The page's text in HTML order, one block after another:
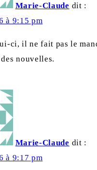
Marie-Claude dit :
à 9:15 pm
ci, il ne fait pas le
nouvelles.
Marie-Claude dit :
à 9:17 pm